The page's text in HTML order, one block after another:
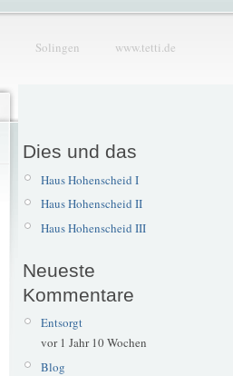
Solingen www.tetti.de
Dies und das
Haus Hohenscheid I
Haus Hohenscheid II
Haus Hohenscheid III
Neueste
Kommentare
Entsorgt
vor 1 Jahr 10 Wochen
Blog